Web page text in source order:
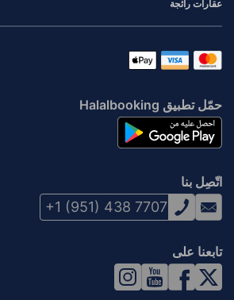
عقارات رائجة
حمّل تطبيق Halalbooking
اتّصِل بنا
+1 (951) 438 7707
تابعنا على